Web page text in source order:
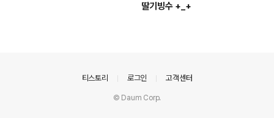
딸기빙수 +_+
티스토리 로그인 고객센터
© Daum Corp.